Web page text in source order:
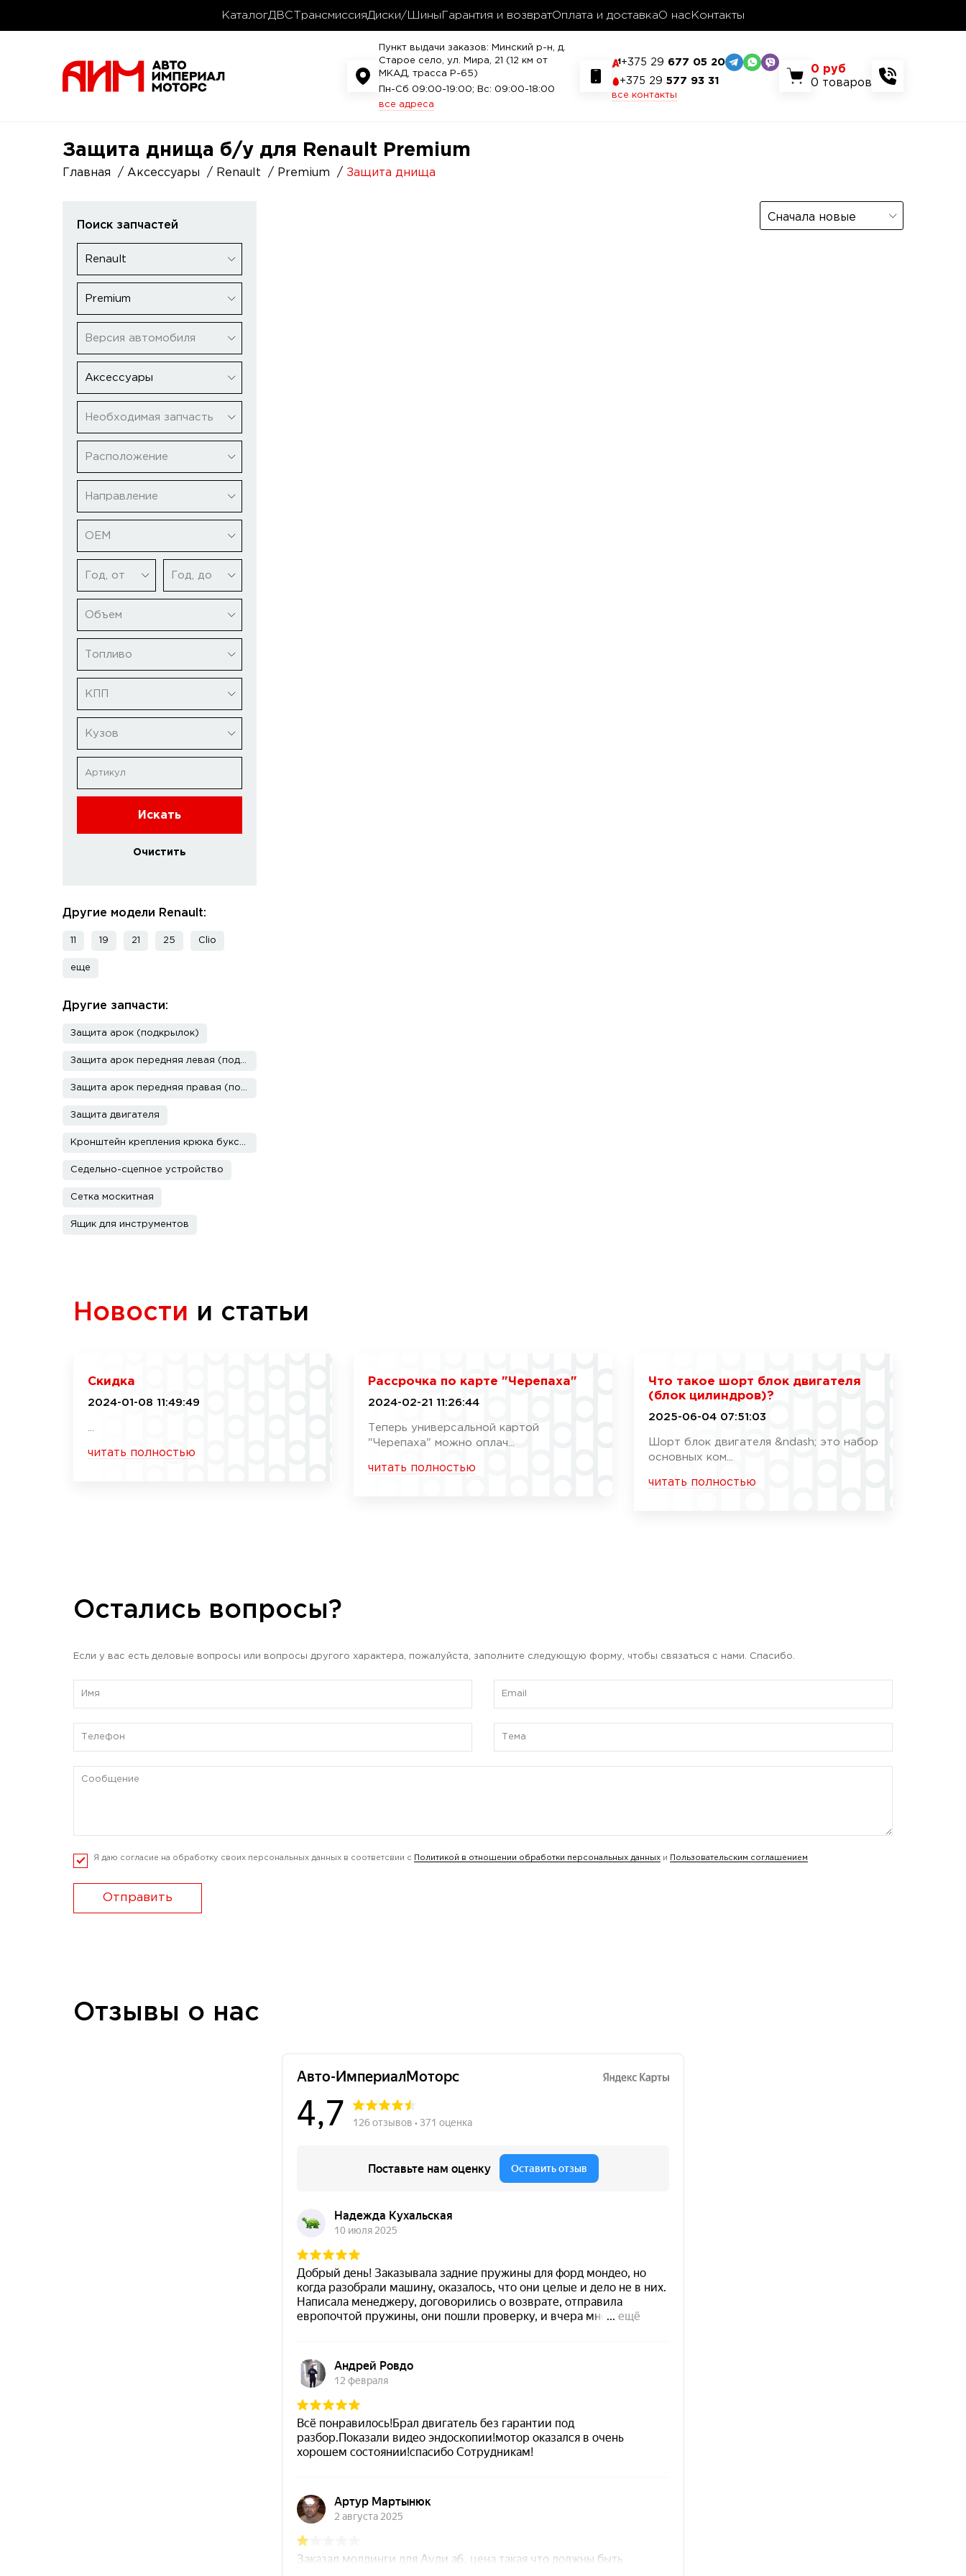
КаталогДВС ТрансмиссияДиски/Шины Гарантия и возвратОплата и доставкаО нас Контакты
Пункт выдачи заказов: Минский р-н, д.
Старое село, ул. Мира, 21 (12 км от
МКАД, трасса P-65)
Пн-Сб 09:00-19:00; Вс: 09:00-18:00
все адреса
+375 29 677 05 20
+375 29 577 93 31
все контакты
0 руб
0 товаров
Защита днища б/у для Renault Premium
Главная Аксессуары Renault Premium Защита днища
Поиск запчастей
Renault
Premium
Версия автомобиля
Аксессуары
Необходимая запчасть
Расположение
Направление
ОЕМ
Год, от Год, до
Объем
Топливо
КПП
Кузов
Искать
Очистить
Другие модели Renault:
11 19 21 25 Clio
еще
Другие запчасти:
Защита арок (подкрылок)
Защита двигателя
Седельно-сцепное устройство
Сетка москитная
Ящик для инструментов
Сначала новые
Новости и статьи
Скидка
2024-01-08 11:49:49
читать полностью
Рассрочка по карте "Черепаха"
2024-02-21 11:26:44
Теперь универсальной картой
"Черепаха" можно оплач...
читать полностью
Что такое шорт блок двигателя
(блок цилиндров)?
2025-06-04 07:51:03
Шорт блок двигателя &ndash; это набор
основных ком...
читать полностью
Остались вопросы?
Если у вас есть деловые вопросы или вопросы другого характера, пожалуйста, заполните следующую форму, чтобы связаться с нами. Спасибо.
Я даю согласие на обработку своих персональных данных в соответсвии с Политикой в отношении обработки персональных данных и Пользовательским соглашением
Отправить
Отзывы о нас